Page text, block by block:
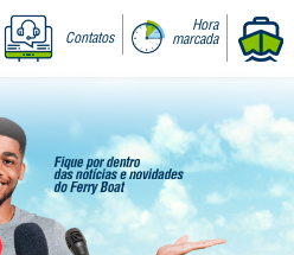
Contatos
Hora
marcada